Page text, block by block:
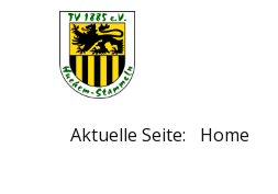
Aktuelle Seite: Home